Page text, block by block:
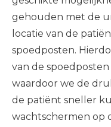
gehouden met de
locatie van de
spoedposten.
van de
waardoor we de
de patiënt sneller
wachtschermen op